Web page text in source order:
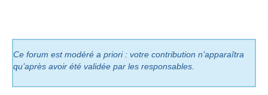
Ce forum est modéré a priori : votre contribution n’apparaîtra
qu’après avoir été validée par les responsables.